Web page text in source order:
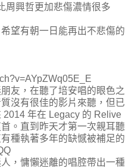
周興哲更加悲傷濃情很多
望有朝一日能再出不悲傷的
友，在聽了培安唱的眼色之
沒有很佳的影片來聽，但已
年在 Legacy 的 Relive
。直到昨天才第一次親耳聽
種執著多年的缺憾被補足的
，慵懶迷離的唱腔帶出一種